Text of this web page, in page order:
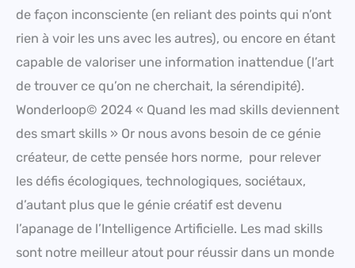
de façon inconsciente (en reliant des points qui n’ont
rien à voir les uns avec les autres), ou encore en étant
capable de valoriser une information inattendue (l’art
de trouver ce qu’on ne cherchait, la sérendipité).
Wonderloop© 2024 « Quand les mad skills deviennent
des smart skills » Or nous avons besoin de ce génie
créateur, de cette pensée hors norme, pour relever
les défis écologiques, technologiques, sociétaux,
d’autant plus que le génie créatif est devenu
l’apanage de l’Intelligence Artificielle. Les mad skills
sont notre meilleur atout pour réussir dans un monde